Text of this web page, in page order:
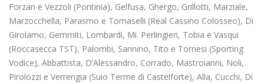
Forzan e Vezzoli (Pontinia), Gelfusa, Ghergo, Grillotti, Marziale,
Marzocchella, Parasmo e Tomaselli (Real Cassino Colosseo), Di
Girolamo, Gemmiti, Lombardi, Mi. Perlingieri, Tobia e Vasqui
(Roccasecca TST), Palombi, Sannino, Tito e Tornesi (Sporting
Vodice), Abbattista, D’Alessandro, Corrado, Mastroianni, Noli,
Pirolozzi e Verrengia (Suio Terme di Castelforte), Alla, Cucchi, Di